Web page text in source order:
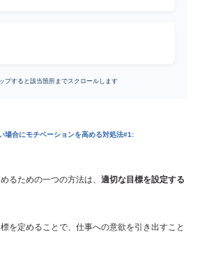
プすると該当箇所までスクロールします
場合にモチベーションを高める対処法#1:
るための一つの方法は、 適切な目標を設定する
を定めることで、仕事への意欲を引き出すこと